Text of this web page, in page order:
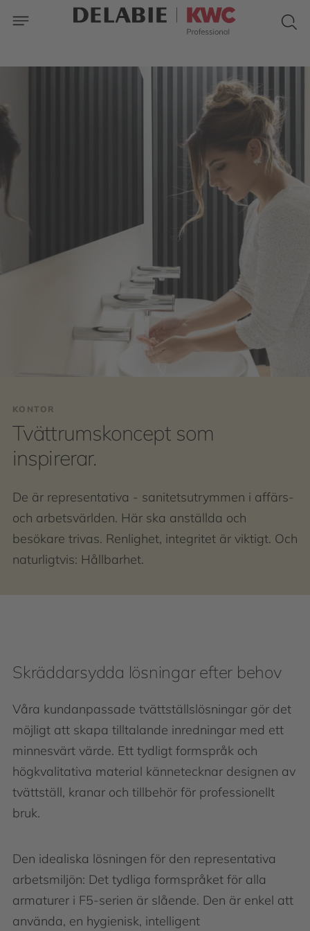
KONTOR
Tvättrumskoncept som
inspirerar.
De är representativa - sanitetsutrymmen i affärs-
och arbetsvärlden. Här ska anställda och
besökare trivas. Renlighet, integritet är viktigt. Och
naturligtvis: Hållbarhet.
Skräddarsydda lösningar efter behov
Våra kundanpassade tvättställslösningar gör det
möjligt att skapa tilltalande inredningar med ett
minnesvärt värde. Ett tydligt formspråk och
högkvalitativa material kännetecknar designen av
tvättställ, kranar och tillbehör för professionellt
bruk.
Den idealiska lösningen för den representativa
arbetsmiljön: Det tydliga formspråket för alla
armaturer i F5-serien är slående. Den är enkel att
använda, en hygienisk, intelligent